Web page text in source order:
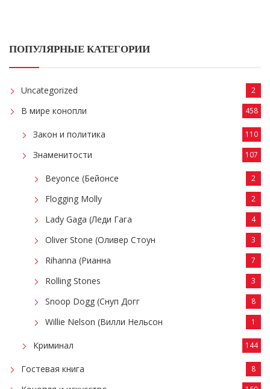
ПОПУЛЯРНЫЕ КАТЕГОРИИ
Uncategorized 2
В мире конопли 458
Закон и политика 110
Знаменитости 107
Beyonce (Бейонсе 2
Flogging Molly 2
Lady Gaga (Леди Гага 4
Oliver Stone (Оливер Стоун 3
Rihanna (Рианна 7
Rolling Stones 3
Snoop Dogg (Снуп Догг 8
Willie Nelson (Вилли Нельсон 1
Криминал 144
Гостевая книга 8